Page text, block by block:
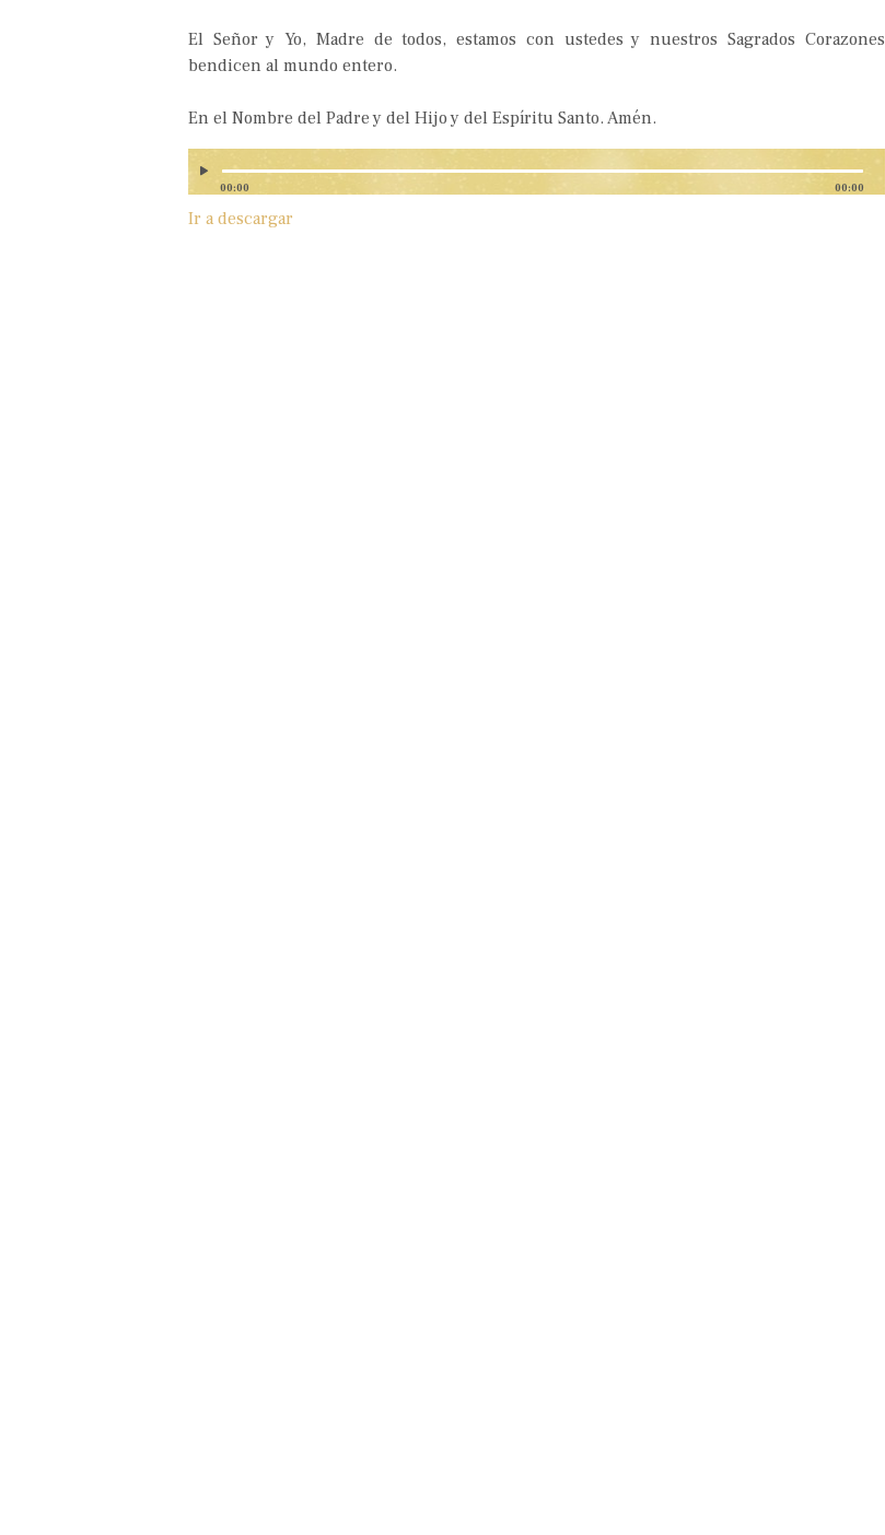
El Señor y Yo, Madre de todos, estamos con ustedes y nuestros Sagrados Corazones
bendicen al mundo entero.
En el Nombre del Padre y del Hijo y del Espíritu Santo. Amén.
00:00 00:00
Ir a descargar